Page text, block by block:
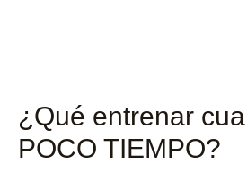
¿Qué entrenar
POCO TIEMPO?